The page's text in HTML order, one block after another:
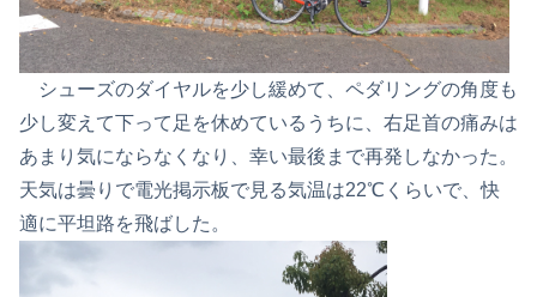
シューズのダイヤルを少し緩めて、ペダリングの角度も
少し変えて下って足を休めているうちに、右足首の痛みは
あまり気にならなくなり、幸い最後まで再発しなかった。
天気は曇りで電光掲示板で見る気温は22℃くらいで、快
適に平坦路を飛ばした。